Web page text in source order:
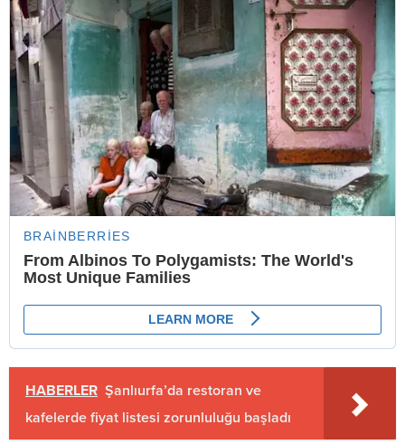
HABERLER Şanlıurfa’da restoran ve
kafelerde fiyat listesi zorunluluğu başladı